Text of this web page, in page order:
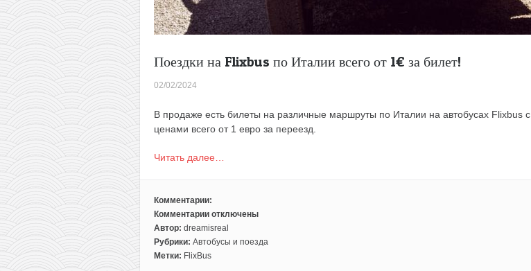
Поездки на Flixbus по Италии всего от 1€ за билет!
02/02/2024
В продаже есть билеты на различные маршруты по Италии на автобусах Flixbus с
ценами всего от 1 евро за переезд.
Читать далее…
Комментарии:
Комментарии
к
записи
Поездки
отключены
Автор: dreamisreal
Рубрики: Автобусы и поезда
Метки: FlixBus